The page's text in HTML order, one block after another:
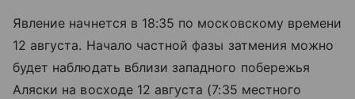
Явление начнется в 18:35 по московскому времени
12 августа. Начало частной фазы затмения можно
будет наблюдать вблизи западного побережья
Аляски на восходе 12 августа (7:35 местного